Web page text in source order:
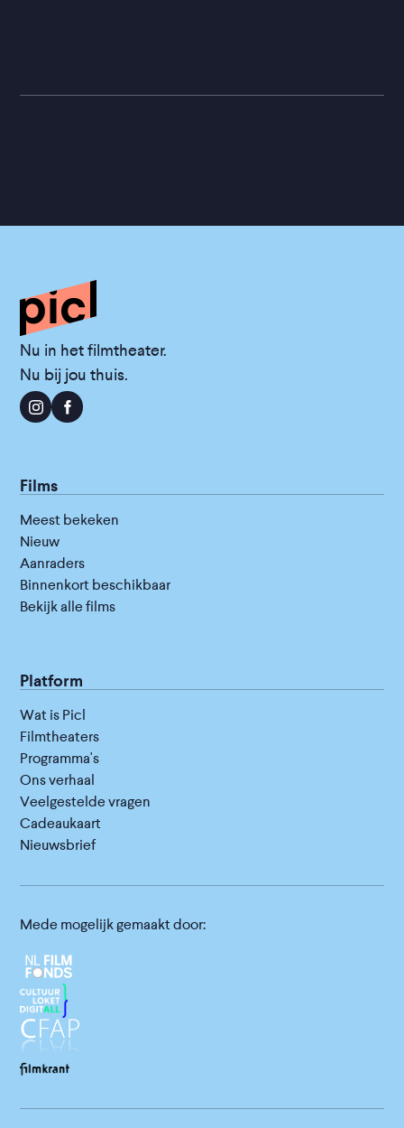
Nu in het filmtheater.
Nu bij jou thuis.
Films
Meest bekeken
Nieuw
Aanraders
Binnenkort beschikbaar
Bekijk alle films
Platform
Wat is Picl
Filmtheaters
Programma's
Ons verhaal
Veelgestelde vragen
Cadeaukaart
Nieuwsbrief
Mede mogelijk gemaakt door: